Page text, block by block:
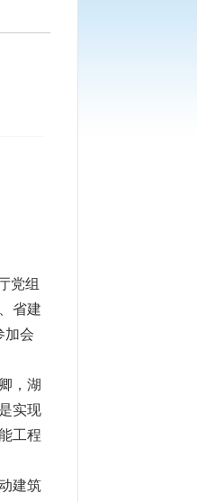
党组
省建
加会
， 湖
实现
工程
建筑